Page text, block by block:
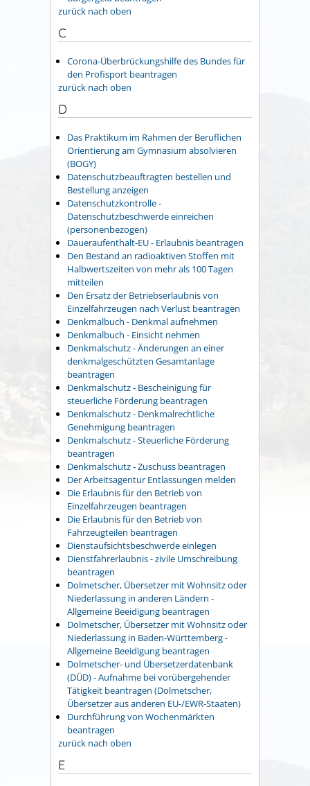
zurück nach oben
C
Corona-Überbrückungshilfe des Bundes für
den Profisport beantragen
zurück nach oben
D
Das Praktikum im Rahmen der Beruflichen
Orientierung am Gymnasium absolvieren
(BOGY)
Datenschutzbeauftragten bestellen und
Bestellung anzeigen
Datenschutzkontrolle -
Datenschutzbeschwerde einreichen
(personenbezogen)
Daueraufenthalt-EU - Erlaubnis beantragen
Den Bestand an radioaktiven Stoffen mit
Halbwertszeiten von mehr als 100 Tagen
mitteilen
Den Ersatz der Betriebserlaubnis von
Einzelfahrzeugen nach Verlust beantragen
Denkmalbuch - Denkmal aufnehmen
Denkmalbuch - Einsicht nehmen
Denkmalschutz - Änderungen an einer
denkmalgeschützten Gesamtanlage
beantragen
Denkmalschutz - Bescheinigung für
steuerliche Förderung beantragen
Denkmalschutz - Denkmalrechtliche
Genehmigung beantragen
Denkmalschutz - Steuerliche Förderung
beantragen
Denkmalschutz - Zuschuss beantragen
Der Arbeitsagentur Entlassungen melden
Die Erlaubnis für den Betrieb von
Einzelfahrzeugen beantragen
Die Erlaubnis für den Betrieb von
Fahrzeugteilen beantragen
Dienstaufsichtsbeschwerde einlegen
Dienstfahrerlaubnis - zivile Umschreibung
beantragen
Dolmetscher, Übersetzer mit Wohnsitz oder
Niederlassung in anderen Ländern -
Allgemeine Beeidigung beantragen
Dolmetscher, Übersetzer mit Wohnsitz oder
Niederlassung in Baden-Württemberg -
Allgemeine Beeidigung beantragen
Dolmetscher- und Übersetzerdatenbank
(DÜD) - Aufnahme bei vorübergehender
Tätigkeit beantragen (Dolmetscher,
Übersetzer aus anderen EU-/EWR-Staaten)
Durchführung von Wochenmärkten
beantragen
zurück nach oben
E